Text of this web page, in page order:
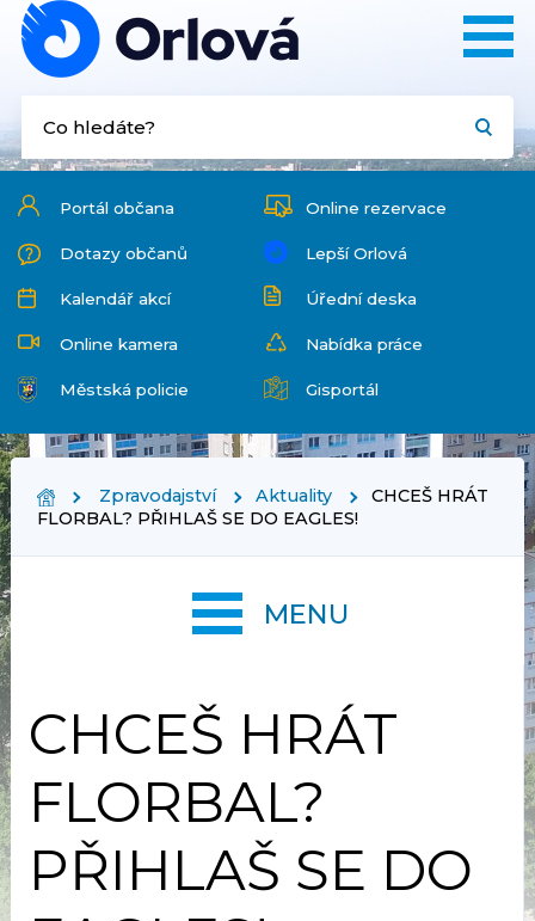
Portál občana Online rezervace
Dotazy občanů Lepší Orlová
Kalendář akcí Úřední deska
Online kamera Nabídka práce
Městská policie Gisportál
Zpravodajství Aktuality
CHCEŠ HRÁT
FLORBAL? PŘIHLAŠ SE DO EAGLES!
CHCEŠ HRÁT
FLORBAL?
PŘIHLAŠ SE DO
MENU